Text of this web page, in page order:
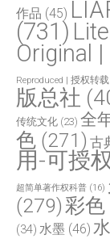
作品 (45)
(731)
Original
Reproduced | 授权转载
版总社
传统文化 (23) 全
色 (271) 古
用-可授权
超简单著作权科普 (16)
(279)彩色
(34) 水墨 (46)